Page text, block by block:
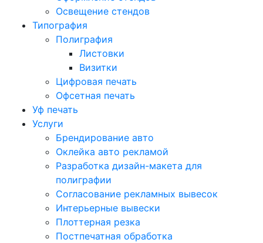
Освещение стендов
Типография
Полиграфия
Листовки
Визитки
Цифровая печать
Офсетная печать
Уф печать
Услуги
Брендирование авто
Оклейка авто рекламой
Разработка дизайн-макета для
полиграфии
Согласование рекламных вывесок
Интерьерные вывески
Плоттерная резка
Постпечатная обработка